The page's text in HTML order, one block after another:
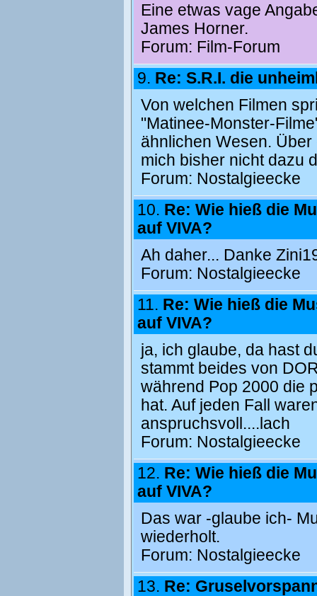
Eine etwas vage
James Horner.
Forum: Film-Forum
9. Re: S.R.I. die
Von welchen Filmen
"Matinee-Monster-
ähnlichen Wesen.
mich bisher nicht dazu
Forum: Nostalgieecke
10. Re: Wie hieß die
auf VIVA?
Ah daher... Danke
Forum: Nostalgieecke
11. Re: Wie hieß die
auf VIVA?
ja, ich glaube, da hast
stammt beides von
während Pop 2000 die
hat. Auf jeden Fall
anspruchsvoll....lach
Forum: Nostalgieecke
12. Re: Wie hieß die
auf VIVA?
Das war -glaube ich-
wiederholt.
Forum: Nostalgieecke
13. Re: